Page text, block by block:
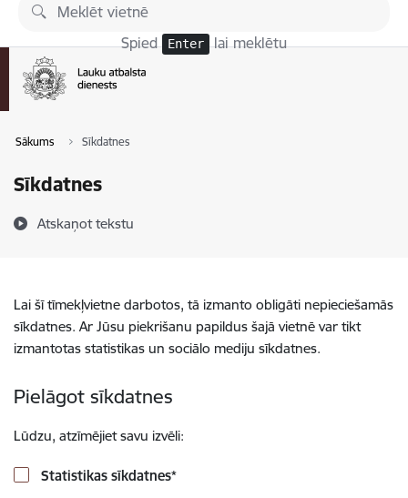
Pāriet uz lapas saturu
Spied Enter lai meklētu
Sākums Sīkdatnes
Sīkdatnes
Atskaņot tekstu
Lai šī tīmekļvietne darbotos, tā izmanto obligāti nepieciešamās
sīkdatnes. Ar Jūsu piekrišanu papildus šajā vietnē var tikt
izmantotas statistikas un sociālo mediju sīkdatnes.
Pielāgot sīkdatnes
Lūdzu, atzīmējiet savu izvēli:
Statistikas sīkdatnes*